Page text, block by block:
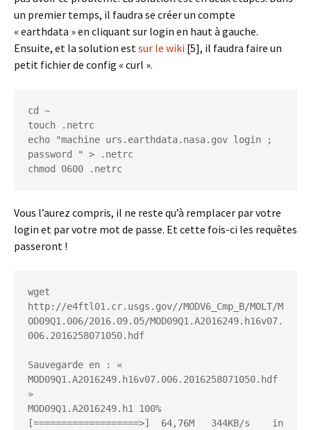
un premier temps, il faudra se créer un compte
« earthdata » en cliquant sur login en haut à gauche.
Ensuite, et la solution estsur le wiki [5], il faudra faire un
petit fichier de config « curl ».
cd ~
touch .netrc
echo "machine urs.earthdata.nasa.gov login
;
password
" > .netrc
chmod 0600 .netrc
Vous l’aurez compris, il ne reste qu’à remplacer par votre
login et par votre mot de passe. Et cette fois-ci les requêtes
passeront !
wget
http://e4ftl01.cr.usgs.gov//MODV6_Cmp_B/MOLT/M
OD09Q1.006/2016.09.05/MOD09Q1.A2016249.h16v07.
006.2016258071050.hdf
Sauvegarde en : «
MOD09Q1.A2016249.h16v07.006.2016258071050.hdf
»
MOD09Q1.A2016249.h1 100%
[===================>]  64,76M   344KB/s    in